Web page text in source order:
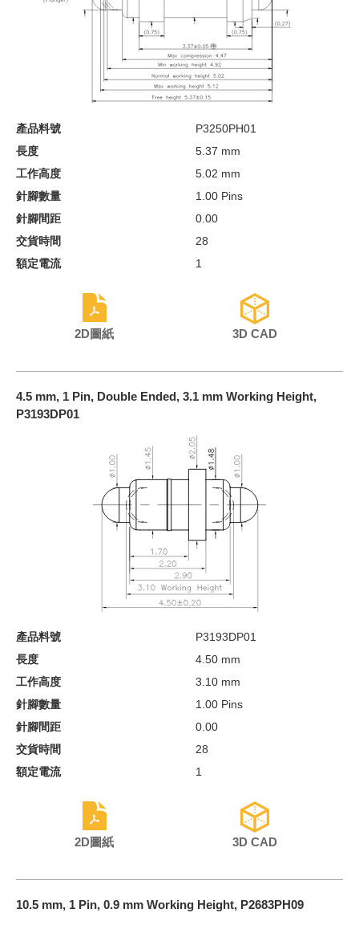
產品料號
P3250PH01
長度
5.37 mm
工作高度
5.02 mm
針腳數量
1.00 Pins
針腳間距
0.00
交貨時間
28
額定電流
1
2D圖紙 3D CAD
4.5 mm, 1 Pin, Double Ended, 3.1 mm Working Height,
P3193DP01
產品料號
P3193DP01
長度
4.50 mm
工作高度
3.10 mm
針腳數量
1.00 Pins
針腳間距
0.00
交貨時間
28
額定電流
1
2D圖紙 3D CAD
10.5 mm, 1 Pin, 0.9 mm Working Height, P2683PH09